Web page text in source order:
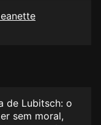
de Lubitsch: o
sem moral,